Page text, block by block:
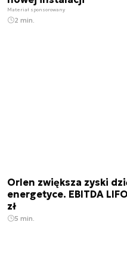
Materiał sponsorowany
2 min.
Orlen zwiększa zyski
energetyce. EBITDA
zł
5 min.